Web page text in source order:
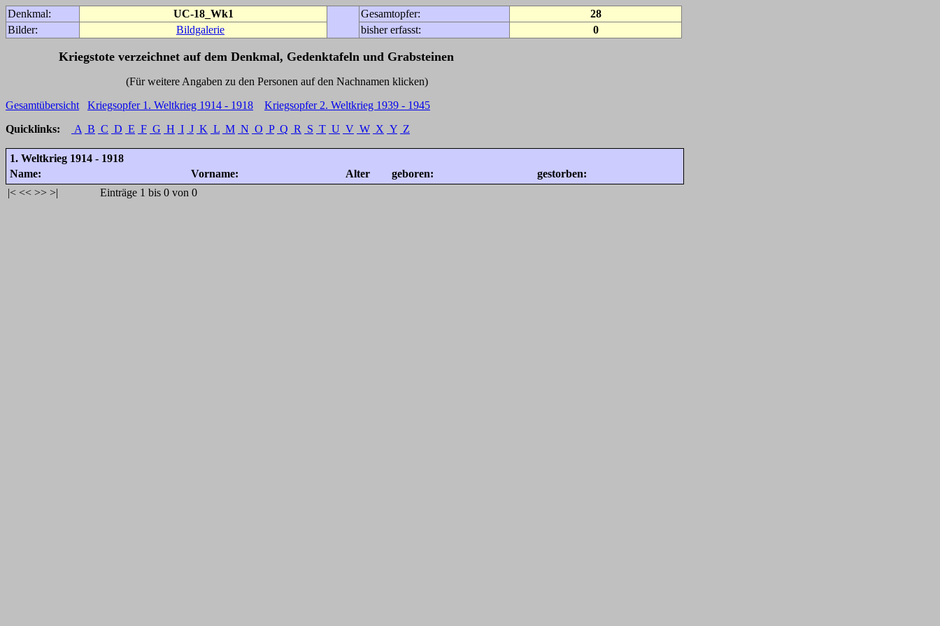
Denkmal: UC-18_Wk1 Gesamtopfer:
28
Bilder:
Bildgalerie bisher erfasst: 0
Kriegstote verzeichnet auf dem Denkmal, Gedenktafeln und Grabsteinen
(Für weitere Angaben zu den Personen auf den Nachnamen klicken)
Gesamtübersicht
Kriegsopfer 1. Weltkrieg 1914 - 1918
Kriegsopfer 2. Weltkrieg 1939 - 1945
Quicklinks:
A B C D E F G H I J K L M N O P Q R S T U V W X Y Z
1. Weltkrieg 1914 - 1918
Name:
Vorname: Alter geboren:
gestorben:
|< << >> >| Einträge 1 bis 0 von 0